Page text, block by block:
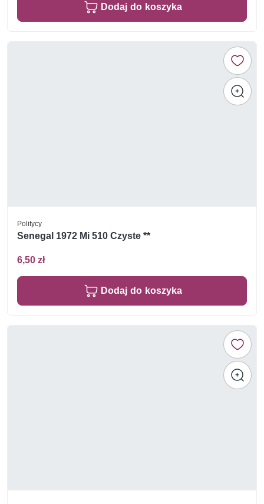
Dodaj do koszyka
Politycy
Senegal 1972 Mi 510 Czyste **
6,50 zł
Dodaj do koszyka